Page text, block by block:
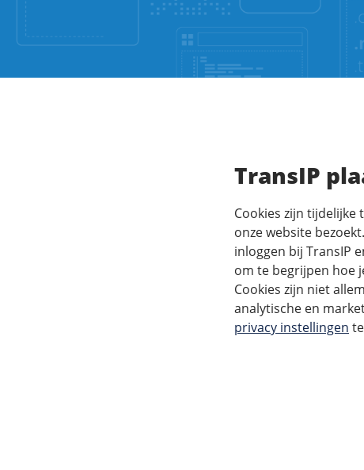
TransIP
Cookies zijn
onze website
inloggen bij TransIP
om te begrijpen hoe
Cookies zijn niet
analytische en
privacy instellingen